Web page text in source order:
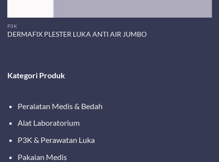
P3K
DERMAFIX PLESTER LUKA ANTI AIR JUMBO
Kategori Produk
Peralatan Medis & Bedah
Alat Laboratorium
P3K & Perawatan Luka
Pakaian Medis